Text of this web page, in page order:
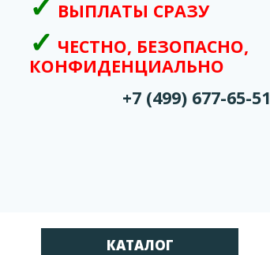
ВЫПЛАТЫ СРАЗУ
ЧЕСТНО, БЕЗОПАСНО,
КОНФИДЕНЦИАЛЬНО
+7 (499) 677-65-51
КАТАЛОГ